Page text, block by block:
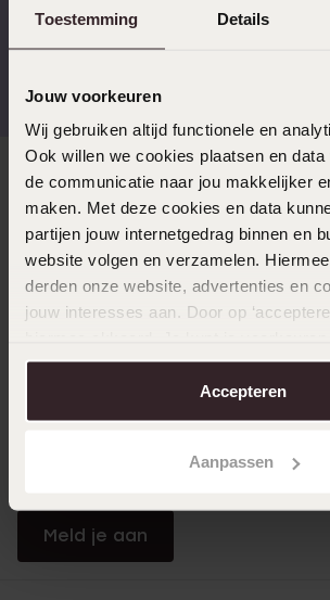
Toestemming Details
Jouw voorkeuren
Wij gebruiken altijd functionele en
Ook willen we cookies plaatsen en
de communicatie naar jou makkelijker
maken. Met deze cookies en data
partijen jouw internetgedrag binnen en
website volgen en verzamelen.
derden onze website, advertenties en
jouw interesses aan. Door op
aanpassen. Lees er meer over in ons
Accepteren
Aanpassen
Direct naar
Over Lucardi
Meld je aan